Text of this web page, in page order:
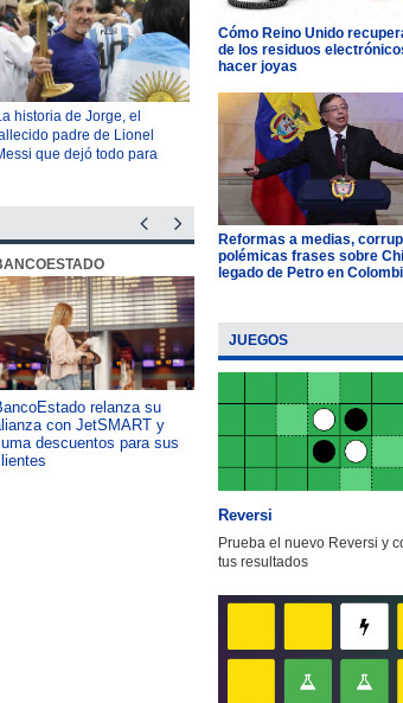
historia de Jorge, el
padre de Lionel
que dejó todo para
relanza su
con JetSMART y
descuentos para sus
OTIC CCHC
Capacitación como foco del
desarrollo país: OTIC de la
CChC lanza podcast sobre
impacto de formar talento
Cómo Reino Unido
de los residuos
hacer joyas
Reformas a medias,
polémicas frases sobre
legado de Petro en
JUEGOS
Reversi
Prueba el nuevo Reversi y
tus resultados